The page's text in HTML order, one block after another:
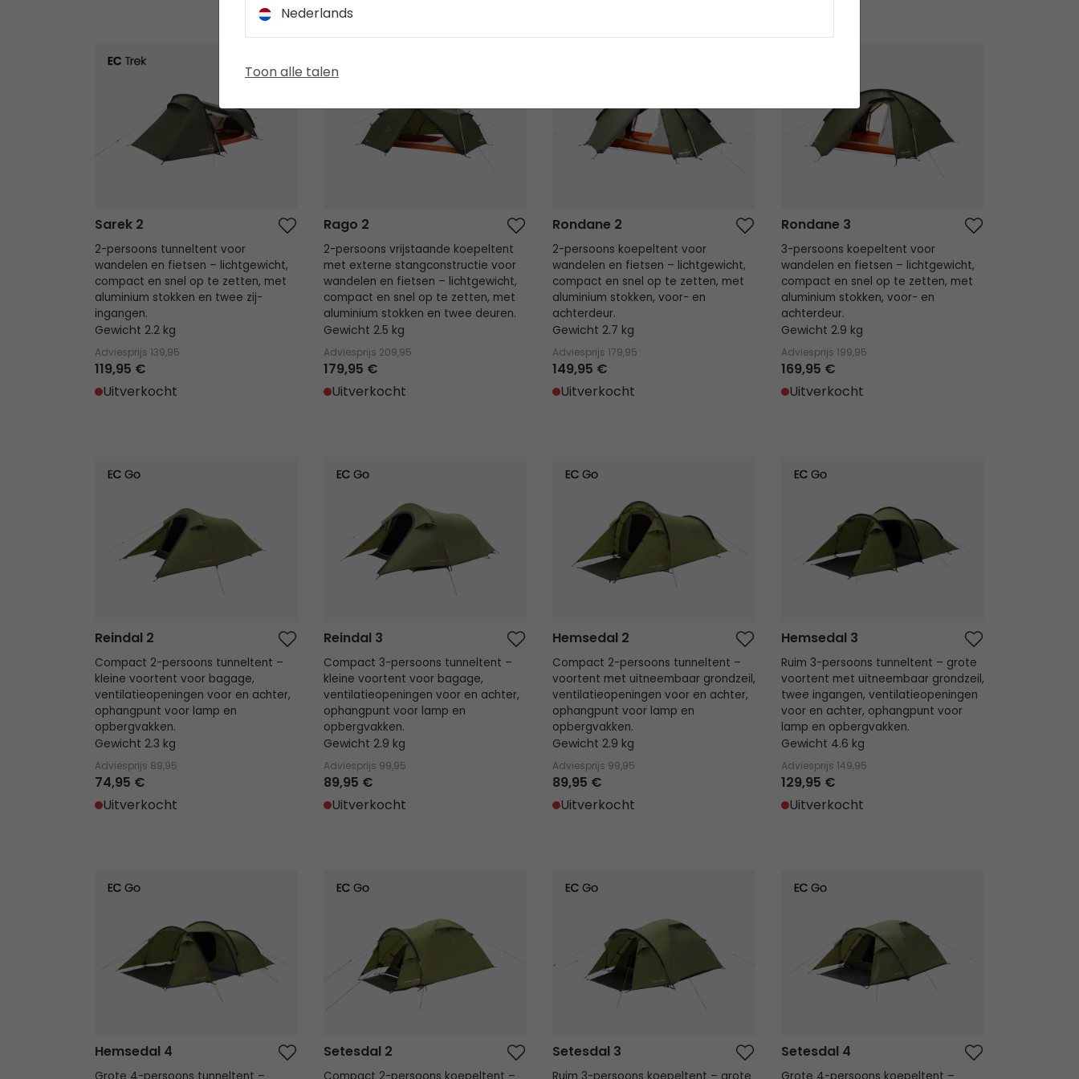
Sarek 2
2-persoons tunneltent voor
wandelen en fietsen – lichtgewicht,
compact en snel op te zetten, met
aluminium stokken en twee zij-
ingangen.
Gewicht 2.2 kg
Adviesprijs 139,95
119,95 €
Uitverkocht
Rago 2
2-persoons vrijstaande koepeltent
met externe stangconstructie voor
wandelen en fietsen – lichtgewicht,
compact en snel op te zetten, met
aluminium stokken en twee deuren.
Gewicht 2.5 kg
Adviesprijs 209,95
179,95 €
Uitverkocht
Rondane 2
2-persoons koepeltent voor
wandelen en fietsen – lichtgewicht,
compact en snel op te zetten, met
aluminium stokken, voor- en
achterdeur.
Gewicht 2.7 kg
Adviesprijs 179,95
149,95 €
Uitverkocht
Rondane 3
3-persoons koepeltent voor
wandelen en fietsen – lichtgewicht,
compact en snel op te zetten, met
aluminium stokken, voor- en
achterdeur.
Gewicht 2.9 kg
Adviesprijs 199,95
169,95 €
Uitverkocht
Reindal 2
Compact 2-persoons tunneltent –
kleine voortent voor bagage,
ventilatieopeningen voor en achter,
ophangpunt voor lamp en
opbergvakken.
Gewicht 2.3 kg
Adviesprijs 89,95
74,95 €
Uitverkocht
Reindal 3
Compact 3-persoons tunneltent –
kleine voortent voor bagage,
ventilatieopeningen voor en achter,
ophangpunt voor lamp en
opbergvakken.
Gewicht 2.9 kg
Adviesprijs 99,95
89,95 €
Uitverkocht
Hemsedal 2
Compact 2-persoons tunneltent –
voortent met uitneembaar grondzeil,
ventilatieopeningen voor en achter,
ophangpunt voor lamp en
opbergvakken.
Gewicht 2.9 kg
Adviesprijs 99,95
89,95 €
Uitverkocht
Hemsedal 3
Ruim 3-persoons tunneltent – grote
voortent met uitneembaar grondzeil,
twee ingangen, ventilatieopeningen
voor en achter, ophangpunt voor
lamp en opbergvakken.
Gewicht 4.6 kg
Adviesprijs 149,95
129,95 €
Uitverkocht
Hemsedal 4 Setesdal 2 Setesdal 3 Setesdal 4
Nederlands
Toon alle talen